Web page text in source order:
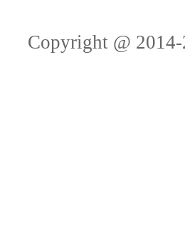
Copyright @